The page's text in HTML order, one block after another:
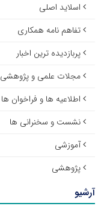
اسلاید اصلی
تفاهم نامه همکاری
پربازدیده ترین اخبار
مجلات علمی و پژوهشی
اطلاعیه ها و فراخوان ها
نشست و سخنرانی ها
آموزشی
پژوهشی
آرشیو